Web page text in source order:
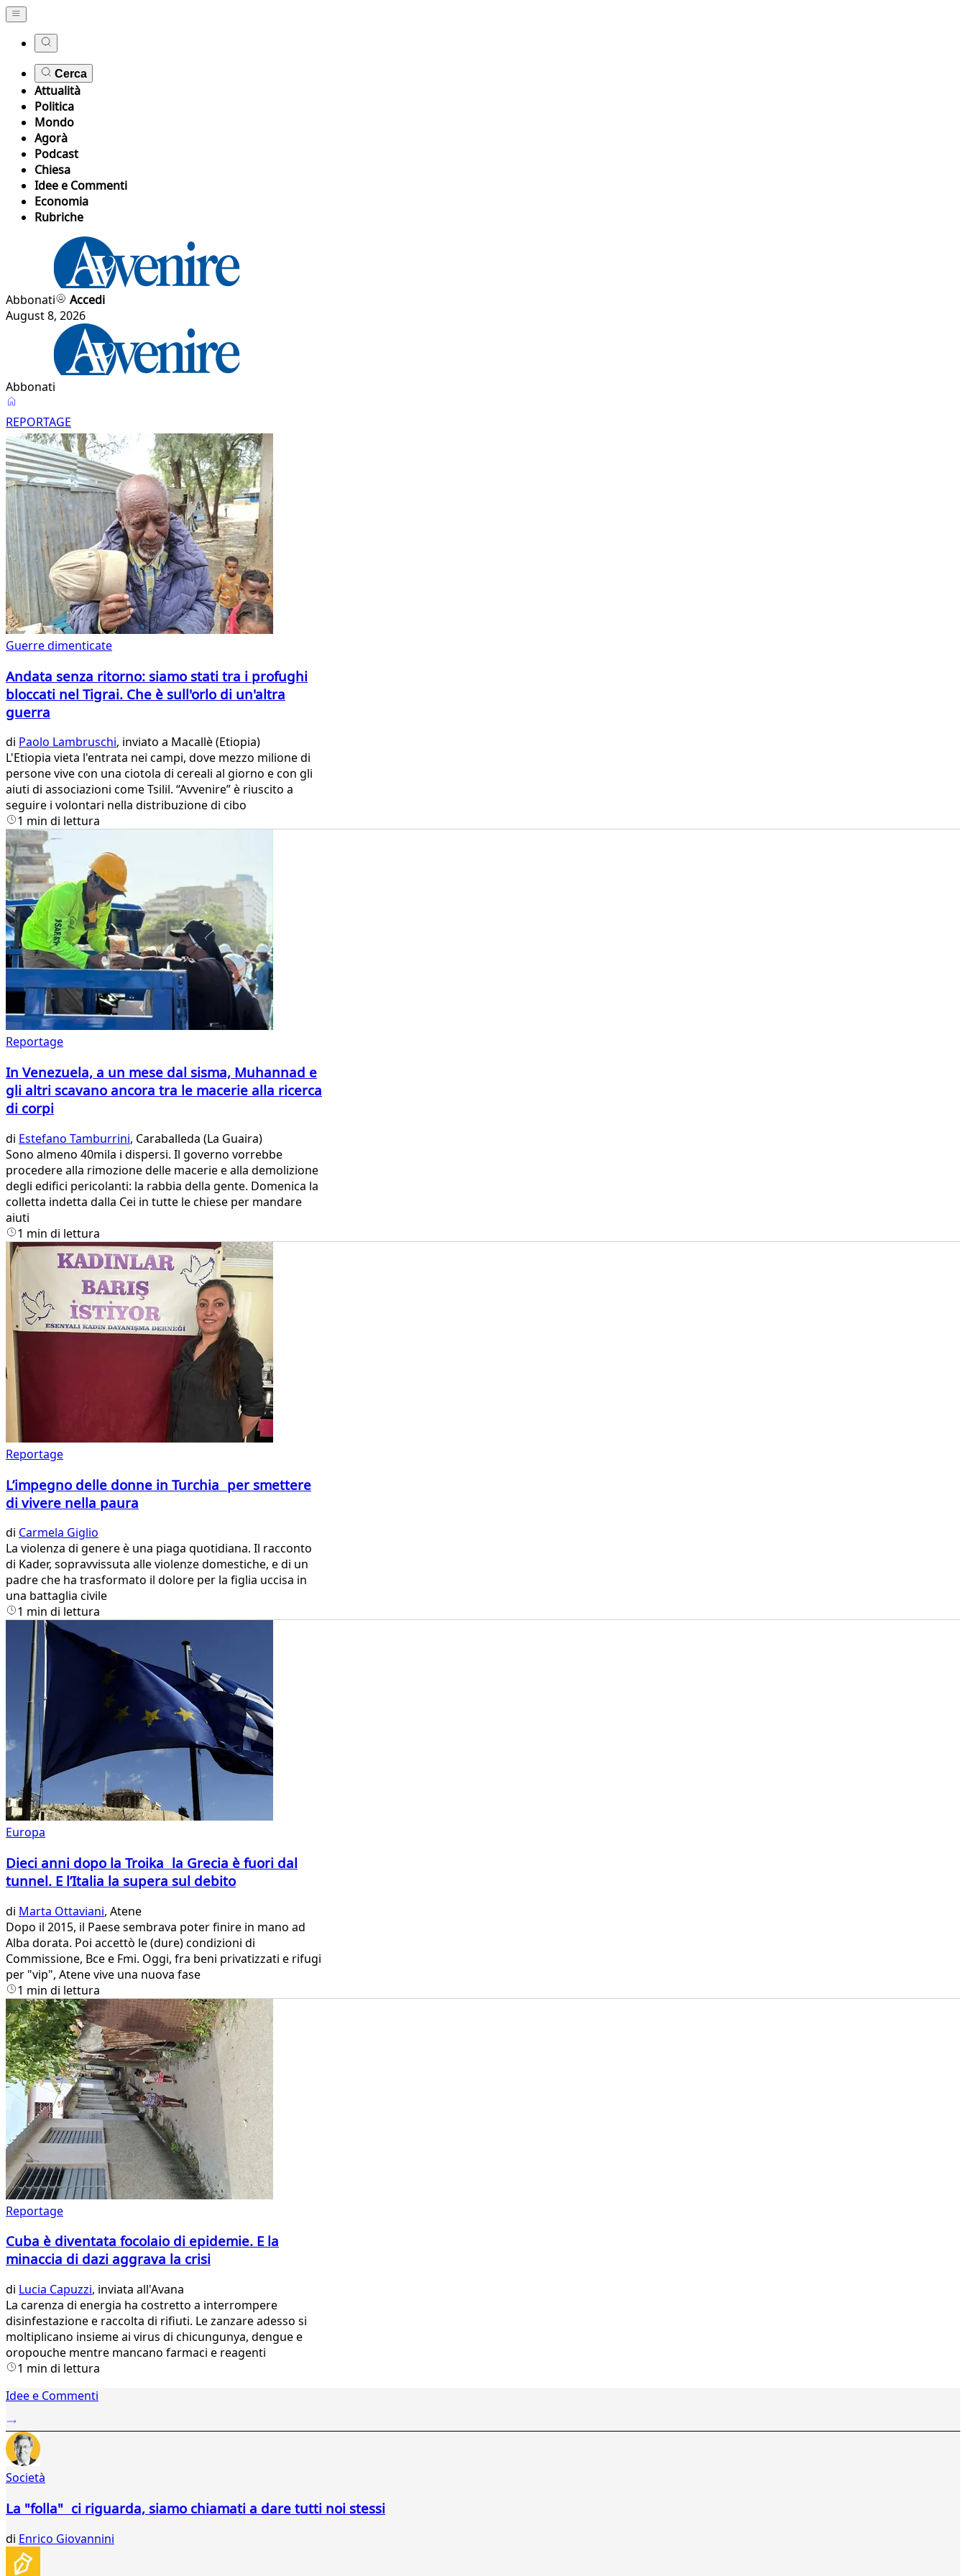
Cerca
Attualità
Politica
Mondo
Agorà
Podcast
Chiesa
Idee e Commenti
Economia
Rubriche
Abbonati
Accedi
August 8, 2026
Abbonati
Reportage
REPORTAGE
Guerre dimenticate
Andata senza ritorno: siamo stati tra i profughi
bloccati nel Tigrai. Che è sull'orlo di un'altra
guerra
di Paolo Lambruschi, inviato a Macallè (Etiopia)
L'Etiopia vieta l'entrata nei campi, dove mezzo milione di
persone vive con una ciotola di cereali al giorno e con gli
aiuti di associazioni come Tsilil. “Avvenire” è riuscito a
seguire i volontari nella distribuzione di cibo
1 min di lettura
Reportage
In Venezuela, a un mese dal sisma, Muhannad e
gli altri scavano ancora tra le macerie alla ricerca
di corpi
di Estefano Tamburrini, Caraballeda (La Guaira)
Sono almeno 40mila i dispersi. Il governo vorrebbe
procedere alla rimozione delle macerie e alla demolizione
degli edifici pericolanti: la rabbia della gente. Domenica la
colletta indetta dalla Cei in tutte le chiese per mandare
aiuti
1 min di lettura
Reportage
L’impegno delle donne in Turchia per smettere
di vivere nella paura
di Carmela Giglio
La violenza di genere è una piaga quotidiana. Il racconto
di Kader, sopravvissuta alle violenze domestiche, e di un
padre che ha trasformato il dolore per la figlia uccisa in
una battaglia civile
1 min di lettura
Europa
Dieci anni dopo la Troika la Grecia è fuori dal
tunnel. E l’Italia la supera sul debito
di Marta Ottaviani, Atene
Dopo il 2015, il Paese sembrava poter finire in mano ad
Alba dorata. Poi accettò le (dure) condizioni di
Commissione, Bce e Fmi. Oggi, fra beni privatizzati e rifugi
per "vip", Atene vive una nuova fase
1 min di lettura
Reportage
Cuba è diventata focolaio di epidemie. E la
minaccia di dazi aggrava la crisi
di Lucia Capuzzi, inviata all'Avana
La carenza di energia ha costretto a interrompere
disinfestazione e raccolta di rifiuti. Le zanzare adesso si
moltiplicano insieme ai virus di chicungunya, dengue e
oropouche mentre mancano farmaci e reagenti
1 min di lettura
Idee e Commenti
Società
La "folla" ci riguarda, siamo chiamati a dare tutti noi stessi
di Enrico Giovannini